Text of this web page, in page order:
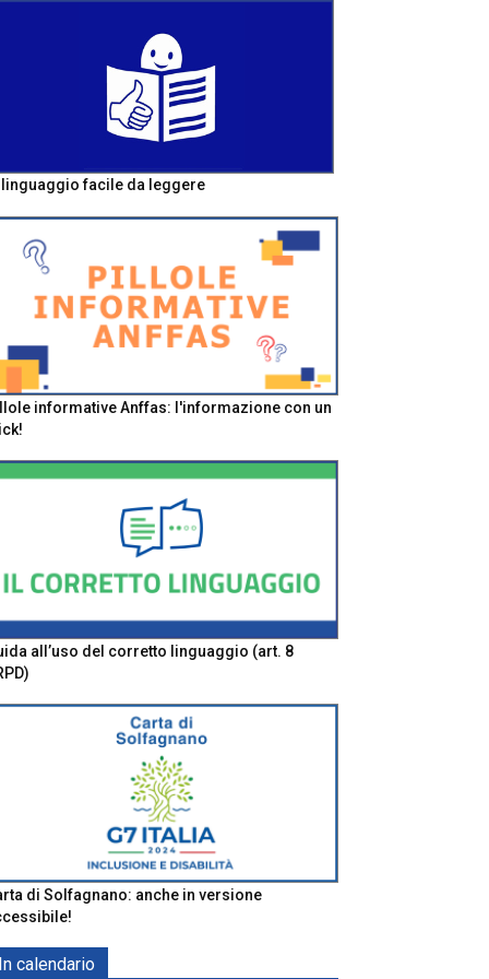
linguaggio facile da leggere
informative Anffas: l'informazione con un
all’uso del corretto linguaggio (art. 8
di Solfagnano: anche in versione
In calendario